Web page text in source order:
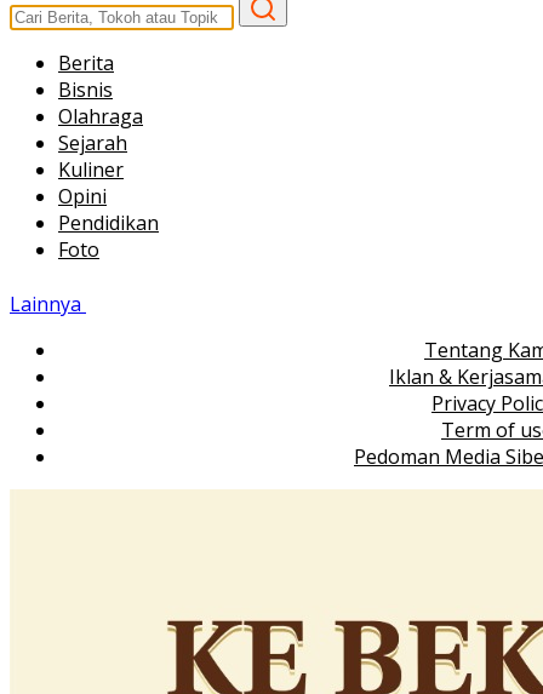
Berita
Bisnis
Olahraga
Sejarah
Kuliner
Opini
Pendidikan
Foto
Lainnya
Tentang
Iklan &
Privacy
Term of
Pedoman Media